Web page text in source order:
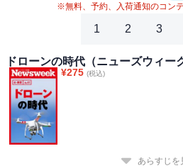
※無料、予約、入荷通知のコン
1 2 3
ドローンの時代（ニューズウィー
¥275 (税込)
あらすじを